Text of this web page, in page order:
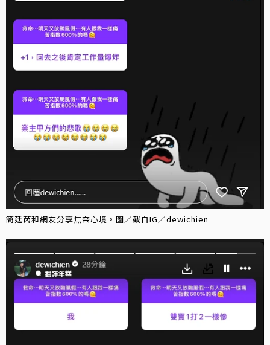
簡廷芮和網友分享無奈心境。圖／截自IG／dewichien